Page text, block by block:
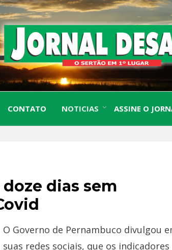
O Sertão em 1º
CONTATO NOTICIAS ASSINE O
dias sem
O Governo de Pernambuco divulgou
suas redes sociais, que os indicadores